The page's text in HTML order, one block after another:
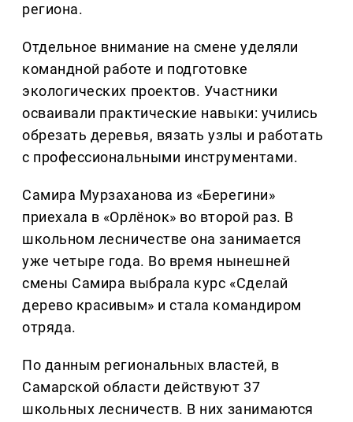
региона.
Отдельное внимание на смене уделяли
командной работе и подготовке
экологических проектов. Участники
осваивали практические навыки: учились
обрезать деревья, вязать узлы и работать
с профессиональными инструментами.
Самира Мурзаханова из «Берегини»
приехала в «Орлёнок» во второй раз. В
школьном лесничестве она занимается
уже четыре года. Во время нынешней
смены Самира выбрала курс «Сделай
дерево красивым» и стала командиром
отряда.
По данным региональных властей, в
Самарской области действуют 37
школьных лесничеств. В них занимаются